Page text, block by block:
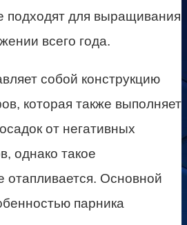
подходят для выращивания
всего года.
собой конструкцию
которая также выполняет
от негативных
однако такое
отапливается. Основной
парника